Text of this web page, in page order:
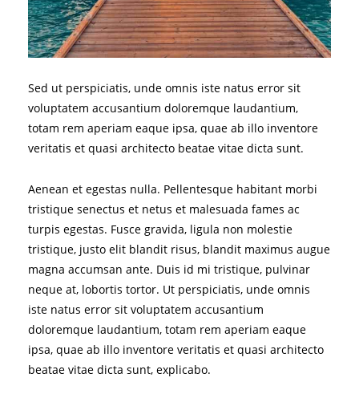
Sed ut perspiciatis, unde omnis iste natus error sit
voluptatem accusantium doloremque laudantium,
totam rem aperiam eaque ipsa, quae ab illo inventore
veritatis et quasi architecto beatae vitae dicta sunt.
Aenean et egestas nulla. Pellentesque habitant morbi
tristique senectus et netus et malesuada fames ac
turpis egestas. Fusce gravida, ligula non molestie
tristique, justo elit blandit risus, blandit maximus augue
magna accumsan ante. Duis id mi tristique, pulvinar
neque at, lobortis tortor. Ut perspiciatis, unde omnis
iste natus error sit voluptatem accusantium
doloremque laudantium, totam rem aperiam eaque
ipsa, quae ab illo inventore veritatis et quasi architecto
beatae vitae dicta sunt, explicabo.